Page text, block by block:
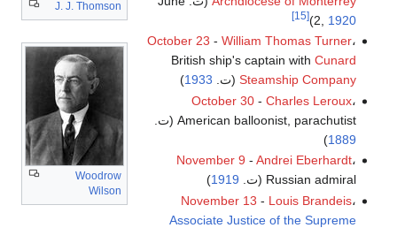
J. J. Thomson
Woodrow
Wilson
2, 1920
)
[15]
October 23 - William Thomas Turner،
British ship's captain with Cunard
Steamship Company (ت. 1933
)
October 30- Charles Leroux،
American balloonist, parachutist (ت.
1889
)
November 9 - Andrei Eberhardt،
Russian admiral (ت.
1919
)
November 13 - Louis Brandeis،
Associate Justice of the Supreme